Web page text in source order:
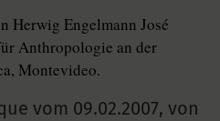
Herwig Engelmann José
Anthropologie an der
Montevideo.
vom 09.02.2007, von